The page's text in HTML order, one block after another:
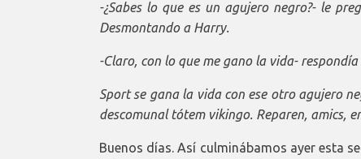
-¿Sabes lo que es un agujero negro?- le
Desmontando a Harry.
-Claro, con lo que me gano la vida-
Sport se gana la vida con ese otro agujero
descomunal tótem vikingo. Reparen, amics,
Buenos días. Así culminábamos ayer esta